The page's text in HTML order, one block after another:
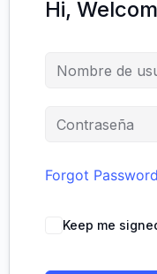
Hi,
Forgot
Keep me